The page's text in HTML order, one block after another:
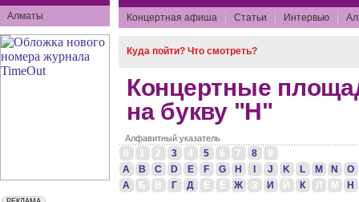
Алматы Концертная афиша Статьи Интервью
Куда пойти? Что смотреть?
Концертные
на букву "Н"
Алфавитный указатель
0 1 2 3 4 5 6 7 8
9
A
B C D E F G H J K L M N
O
А
Б В Г Д Е Ё Ж З И Й К Л М Н